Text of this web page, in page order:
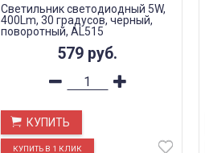
Светильник светодиодный 5W,
400Lm, 30 градусов, черный,
поворотный, AL515
579 руб.
КУПИТЬ